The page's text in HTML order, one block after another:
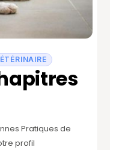
Pratiques de
profil